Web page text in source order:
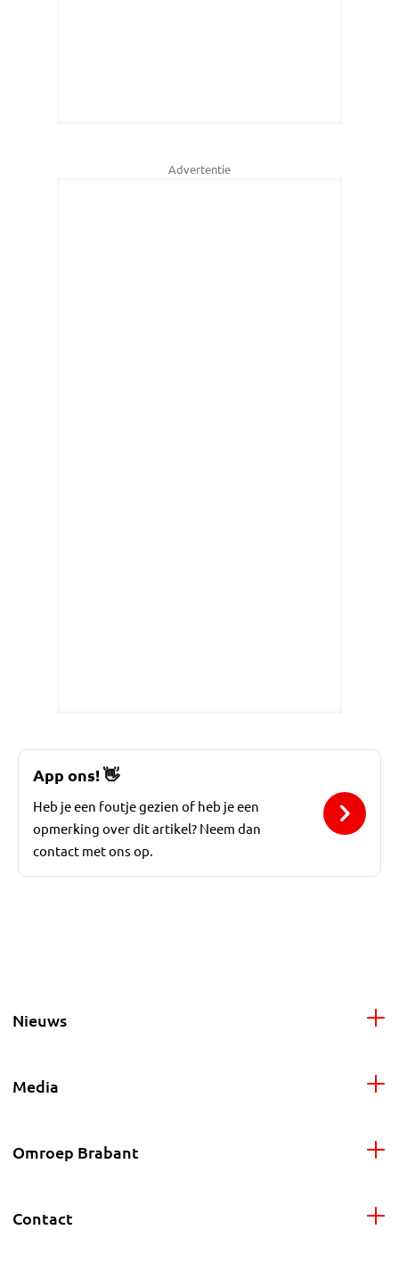
Advertentie
App ons!👋
Heb je een foutje gezien of heb je een
opmerking over dit artikel? Neem dan
contact met ons op.
Nieuws
Media
Omroep Brabant
Contact